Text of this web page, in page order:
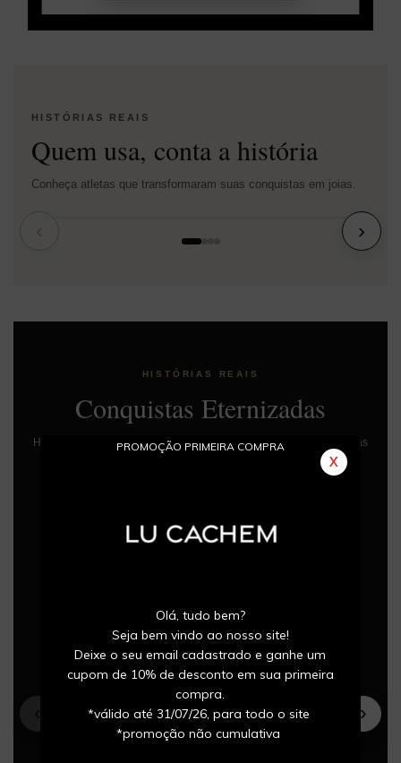
PROMOÇÃO PRIMEIRA COMPRA
X
Olá, tudo bem?
Seja bem vindo ao nosso site!
Deixe o seu email cadastrado e ganhe um
cupom de 10% de desconto em sua primeira
compra.
*válido até 31/07/26, para todo o site
*promoção não cumulativa
HISTÓRIAS REAIS
Quem usa, conta a história
Conheça atletas que transformaram suas conquistas em joias.
›
HISTÓRIAS REAIS
Conquistas Eternizadas
Histórias de atletas que transformaram momentos especiais em joias
CORRIDA ›